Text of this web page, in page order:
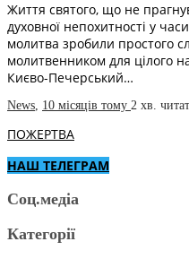
Життя святого, що не
духовної непохитності у
молитва зробили простого
молитвенником для цілого
Києво-Печерський…
News, 10 місяців тому 2 хв.
ПОЖЕРТВА
НАШ ТЕЛЕГРАМ
Соц.медіа
Категорії